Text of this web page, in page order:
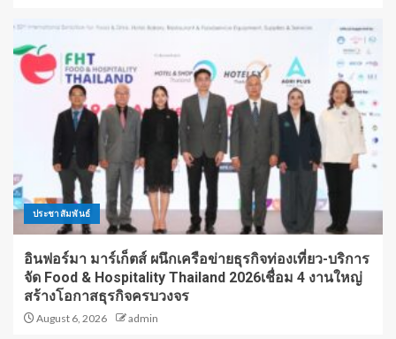
ประชาสัมพันธ์
อินฟอร์มา มาร์เก็ตส์ ผนึกเครือข่ายธุรกิจท่องเที่ยว-บริการ
จัด Food & Hospitality Thailand 2026เชื่อม 4 งานใหญ่
สร้างโอกาสธุรกิจครบวงจร
August 6, 2026 admin